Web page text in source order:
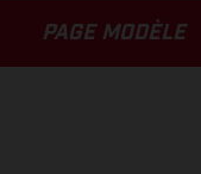
PAGE MODÈLE